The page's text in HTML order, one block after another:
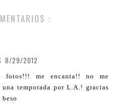
:
8/29/2012
fotos!!! me encanta!! no me
una temporada por L.A.! gracias